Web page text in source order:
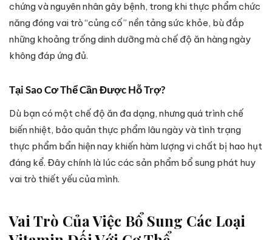
chứng và nguyên nhân gây bệnh, trong khi thực phẩm chức
năng đóng vai trò “củng cố” nền tảng sức khỏe, bù đắp
những khoảng trống dinh dưỡng mà chế độ ăn hàng ngày
không đáp ứng đủ.
Tại Sao Cơ Thể Cần Được Hỗ Trợ?
Dù bạn có một chế độ ăn đa dạng, nhưng quá trình chế
biến nhiệt, bảo quản thực phẩm lâu ngày và tình trạng
thực phẩm bẩn hiện nay khiến hàm lượng vi chất bị hao hụt
đáng kể. Đây chính là lúc các sản phẩm bổ sung phát huy
vai trò thiết yếu của mình.
Vai Trò Của Việc Bổ Sung Các Loại